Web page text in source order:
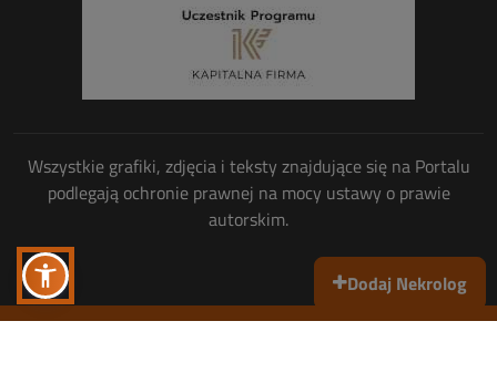
Dodaj Nekrolog
Wszystkie grafiki, zdjęcia i teksty znajdujące się na Portalu
podlegają ochronie prawnej na mocy ustawy o prawie
autorskim.